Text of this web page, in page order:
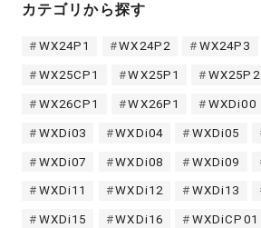
カテゴリから探す
WX24P1 WX24P2 WX24P3
WX25CP1 WX25P1 WX25P2
WX26CP1 WX26P1 WXDi00
WXDi03 WXDi04 WXDi05
WXDi07 WXDi08 WXDi09
WXDi11 WXDi12 WXDi13
WXDi15 WXDi16 WXDiCP01